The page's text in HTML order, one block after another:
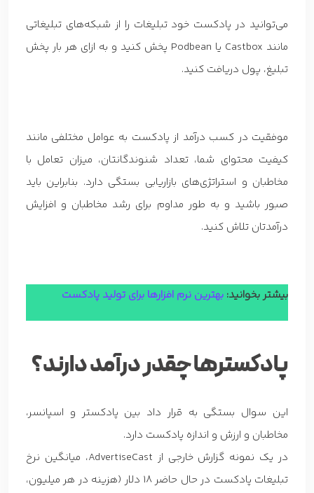
می‌توانید در پادکست خود تبلیغات را از شبکه‌های تبلیغاتی
مانند Castbox یا Podbean پخش کنید و به ازای هر بار پخش
تبلیغ، پول دریافت کنید.
موفقیت در کسب درآمد از پادکست به عوامل مختلفی مانند
کیفیت محتوای شما، تعداد شنوندگانتان، میزان تعامل با
مخاطبان و استراتژی‌های بازاریابی بستگی دارد. بنابراین باید
صبور باشید و به طور مداوم برای رشد مخاطبان و افزایش
درآمدتان تلاش کنید.
بیشتر بخوانید: بهترین نرم افزارها برای تولید پادکست
پادکسترها چقدر درآمد دارند؟
این سوال بستگی به قرار داد بین پادکستر و اسپانسر،
مخاطبان و ارزش و اندازه پادکست دارد.
در یک نمونه گزارش خارجی از AdvertiseCast، میانگین نرخ
تبلیغات پادکست در حال حاضر 18 دلار (هزینه در هر میلیون،